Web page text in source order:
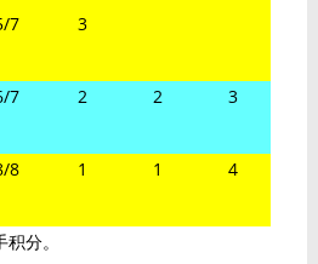
7 3
7 2 2 3
8 1 1 4
分。